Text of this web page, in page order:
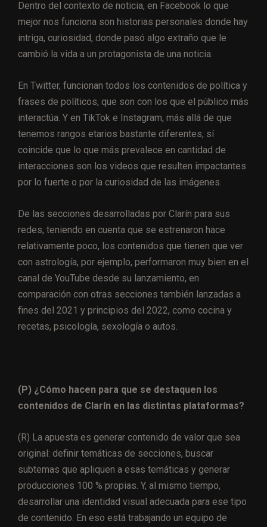
Dentro del contexto de noticia, en Facebook lo que
mejor nos funciona son historias personales donde hay
intriga, curiosidad, donde pasó algo extraño que le
cambió la vida a un protagonista de una noticia.
En Twitter, funcionan todos los contenidos de política y
frases de políticos, que son con los que el público más
interactúa. Y en TikTok e Instagram, más allá de que
tenemos rangos etarios bastante diferentes, sí
coincide que lo que más prevalece en cantidad de
interacciones son los videos que resulten impactantes
por lo fuerte o por la curiosidad de las imágenes.
De las secciones desarrolladas por Clarín para sus
redes, teniendo en cuenta que se estrenaron hace
relativamente poco, los contenidos que tienen que ver
con astrología, por ejemplo, performaron muy bien en el
canal de YouTube desde su lanzamiento, en
comparación con otras secciones también lanzadas a
fines del 2021 y principios del 2022, como cocina y
recetas, psicología, sexología o autos.
(P) ¿Cómo hacen para que se destaquen los
contenidos de Clarín en las distintas plataformas?
(R) La apuesta es generar contenido de valor que sea
original: definir temáticas de secciones, buscar
subtemas que apliquen a esas temáticas y generar
producciones 100 % propias. Y, al mismo tiempo,
desarrollar una identidad visual adecuada para ese tipo
de contenido. En eso está trabajando un equipo de